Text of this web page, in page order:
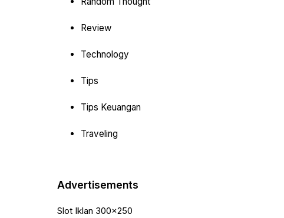
Review
Technology
Tips
Tips Keuangan
Traveling
Advertisements
Slot Iklan 300x250